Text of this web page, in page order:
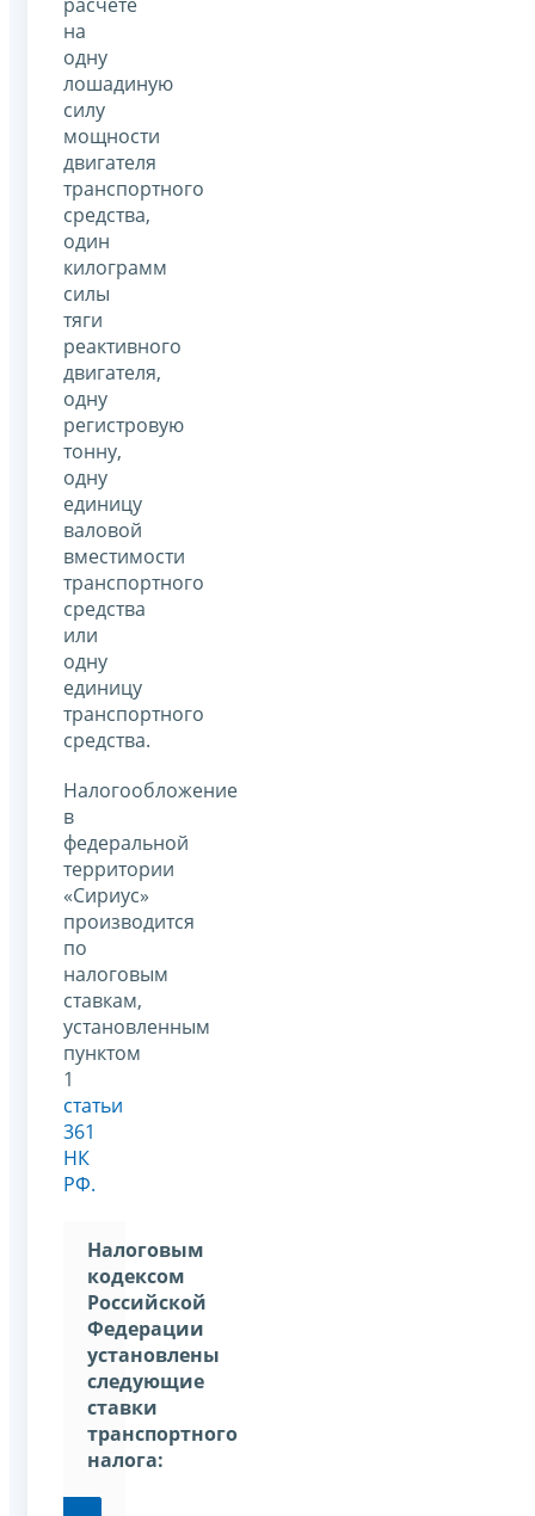
на
одну
лошадиную
силу
мощности
двигателя
транспортного
средства,
один
килограмм
силы
тяги
реактивного
двигателя,
одну
регистровую
тонну,
одну
единицу
валовой
вместимости
транспортного
средства
или
одну
единицу
транспортного
средства.
Налогообложение
в
федеральной
территории
«Сириус»
производится
по
налоговым
ставкам,
установленным
пунктом
1
статьи
361
НК
РФ.
Налоговым
кодексом
Российской
Федерации
установлены
следующие
ставки
транспортного
налога: